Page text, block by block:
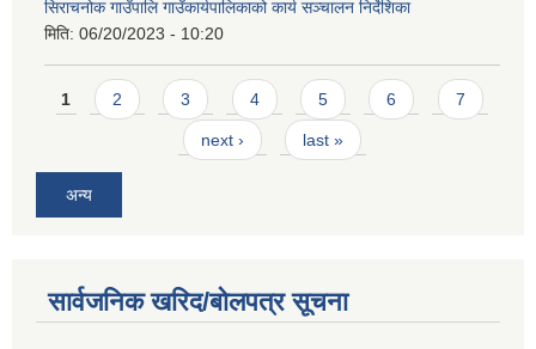
सिराचनोक गाउँपालि गाउँकार्यपालिकाको कार्य सञ्चालन निर्देशिका
मिति: 06/20/2023 - 10:20
Pages
1 2 3 4 5 6 7
next › last »
अन्य
सार्वजनिक खरिद/बोलपत्र सूचना